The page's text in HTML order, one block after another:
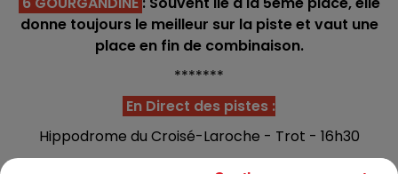
donne toujours le meilleur sur la piste et vaut une
place en fin de combinaison.
*******
En Direct des pistes :
Hippodrome du Croisé-Laroche - Trot - 16h30